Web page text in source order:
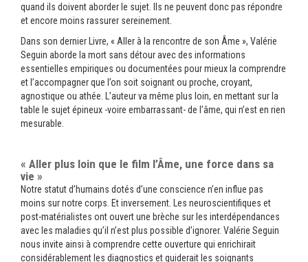
quand ils doivent aborder le sujet. Ils ne peuvent donc pas répondre
et encore moins rassurer sereinement.
Dans son dernier Livre, « Aller à la rencontre de son Âme », Valérie
Seguin aborde la mort sans détour avec des informations
essentielles empiriques ou documentées pour mieux la comprendre
et l’accompagner que l’on soit soignant ou proche, croyant,
agnostique ou athée. L’auteur va même plus loin, en mettant sur la
table le sujet épineux -voire embarrassant- de l’âme, qui n’est en rien
mesurable.
« Aller plus loin que le film l’Âme, une force dans sa
vie »
Notre statut d’humains dotés d’une conscience n’en influe pas
moins sur notre corps. Et inversement. Les neuroscientifiques et
post-matérialistes ont ouvert une brèche sur les interdépendances
avec les maladies qu’il n’est plus possible d’ignorer. Valérie Seguin
nous invite ainsi à comprendre cette ouverture qui enrichirait
considérablement les diagnostics et guiderait les soignants